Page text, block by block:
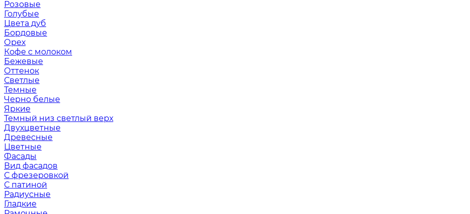
Розовые
Голубые
Цвета дуб
Бордовые
Орех
Кофе с молоком
Бежевые
Оттенок
Светлые
Темные
Черно белые
Яркие
Темный низ светлый верх
Двухцветные
Древесные
Цветные
Фасады
Вид фасадов
С фрезеровкой
С патиной
Радиусные
Гладкие